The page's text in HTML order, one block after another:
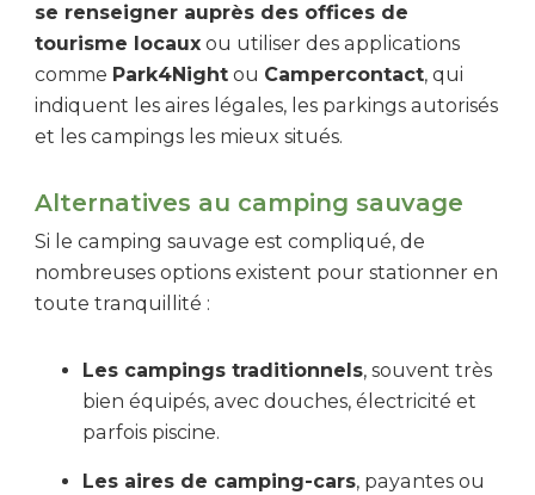
se renseigner auprès des offices de
tourisme locaux ou utiliser des applications
comme Park4Night ou Campercontact, qui
indiquent les aires légales, les parkings autorisés
et les campings les mieux situés.
Alternatives au camping sauvage
Si le camping sauvage est compliqué, de
nombreuses options existent pour stationner en
toute tranquillité :
Les campings traditionnels, souvent très
bien équipés, avec douches, électricité et
parfois piscine.
Les aires de camping-cars, payantes ou